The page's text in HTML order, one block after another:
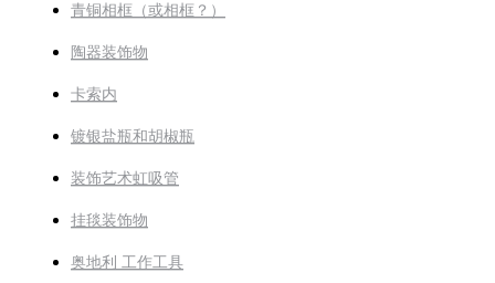
青铜相框（或相框？）
陶器装饰物
卡索内
镀银盐瓶和胡椒瓶
装饰艺术虹吸管
挂毯装饰物
奥地利 工作工具